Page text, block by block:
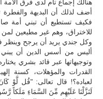
هنالك إجماع تام لدى فرق
أضف لذلك أن البديهة والفطرة
فكيف تستطيع أن تبني أمة
للاختراق، وهم غير مطيعين
وكل جندي يريد أن يرجح وينظر
أليس من أسس الدين أن يبني
وتوجيهاتها عبر قائد بشري
القدرات والمؤهلات، كسنة
لعباده؟! قال تعالى: "قُل لَّوْ
لَنَزَّلْنَا عَلَيْهِم مِّنَ السَّمَاءِ مَلَكاً